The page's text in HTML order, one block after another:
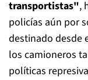
transportistas",
policías aún por
destinado desde
los camioneros
políticas